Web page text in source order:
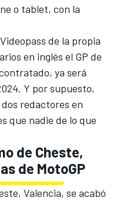
o tablet, con la
de la propia
en inglés el GP de
ya será
Y por supuesto,
redactores en
que nadie de lo que
de Cheste,
de MotoGP
Valencia, se acabó